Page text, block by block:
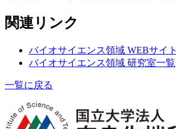
関連リンク
バイオサイエンス領域 WEBサイト
バイオサイエンス領域 研究室一覧
一覧に戻る